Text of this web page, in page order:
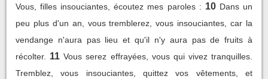
Vous, filles insouciantes, écoutez mes paroles : 10 Dans un
peu plus d'un an, vous tremblerez, vous insouciantes, car la
vendange n'aura pas lieu et qu'il n'y aura pas de fruits à
récolter.
11 Vous serez effrayées, vous qui vivez tranquilles.
Tremblez, vous insouciantes, quittez vos vêtements, et